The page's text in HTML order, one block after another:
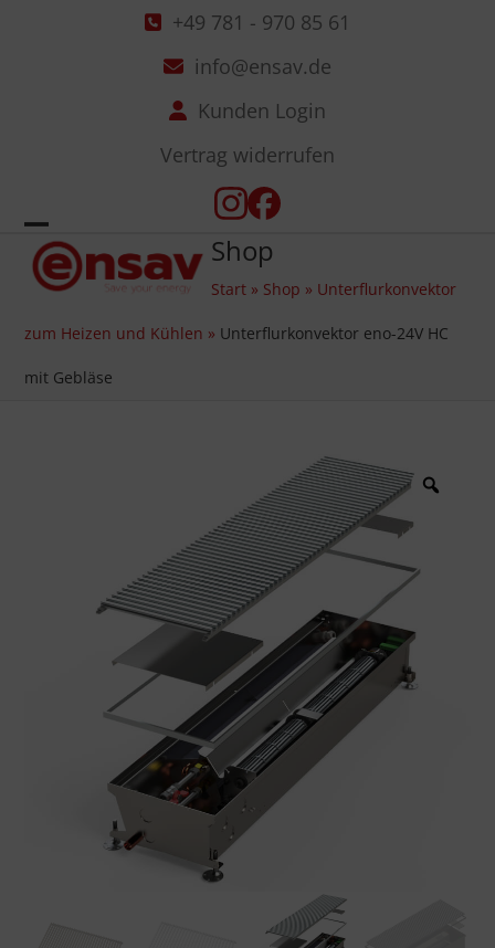
+49 781 - 970 85 61
info@ensav.de
Kunden Login
Vertrag widerrufen
InstagramFacebook
Open
mobile
menu
Close
mobile
menu
Shop
Start » Shop » Unterflurkonvektor
zum Heizen und Kühlen » Unterflurkonvektor eno-24V HC
mit Gebläse